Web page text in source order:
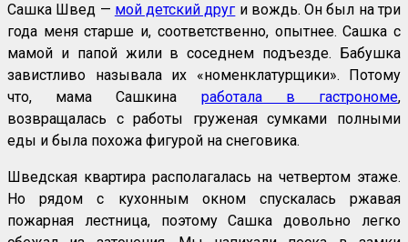
Сашка Швед — мой детский друг и вождь. Он был на три
года меня старше и, соответственно, опытнее. Сашка с
мамой и папой жили в соседнем подъезде. Бабушка
завистливо называла их «номенклатурщики». Потому
что, мама Сашкина работала в гастрономе,
возвращалась с работы груженая сумками полными
еды и была похожа фигурой на снеговика.
Шведская квартира располагалась на четвертом этаже.
Но рядом с кухонным окном спускалась ржавая
пожарная лестница, поэтому Сашка довольно легко